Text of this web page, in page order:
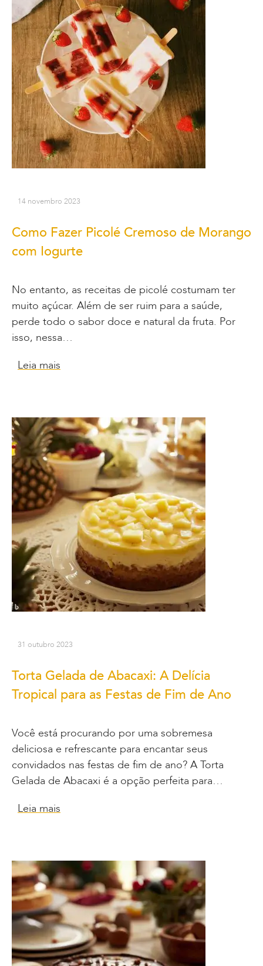
14 novembro 2023
Como Fazer Picolé Cremoso de Morango
com Iogurte
No entanto, as receitas de picolé costumam ter
muito açúcar. Além de ser ruim para a saúde,
perde todo o sabor doce e natural da fruta. Por
isso, nessa…
Leia mais
31 outubro 2023
Torta Gelada de Abacaxi: A Delícia
Tropical para as Festas de Fim de Ano
Você está procurando por uma sobremesa
deliciosa e refrescante para encantar seus
convidados nas festas de fim de ano? A Torta
Gelada de Abacaxi é a opção perfeita para…
Leia mais